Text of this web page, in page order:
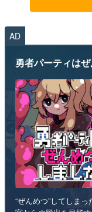
AD
勇者パーティはぜ
“ぜんめつ”してしま